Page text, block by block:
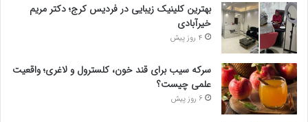
بهترین کلینیک زیبایی در فردیس کرج؛ دکتر مریم
خیرآبادی
4 روز پیش
سرکه سیب برای قند خون، کلسترول و لاغری؛ واقعیت
علمی چیست؟
6 روز پیش